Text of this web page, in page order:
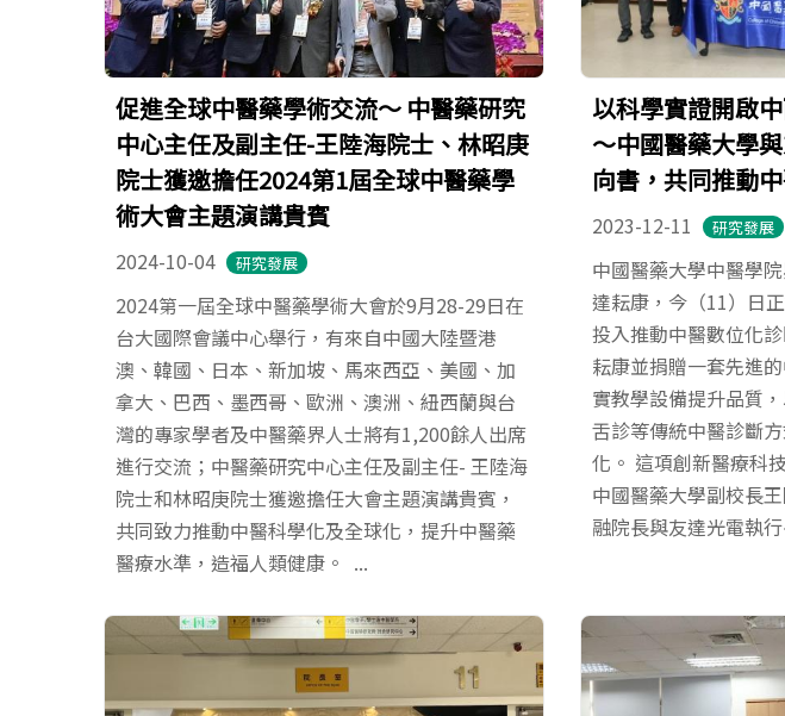
促進全球中醫藥學術交流～ 中醫藥研究
中心主任及副主任-王陸海院士、林昭庚
院士獲邀擔任2024第1屆全球中醫藥學
術大會主題演講貴賓
2024-10-04 研究發展
2024第一屆全球中醫藥學術大會於9月28-29日在
台大國際會議中心舉行，有來自中國大陸暨港
澳、韓國、日本、新加坡、馬來西亞、美國、加
拿大、巴西、墨西哥、歐洲、澳洲、紐西蘭與台
灣的專家學者及中醫藥界人士將有1,200餘人出席
進行交流；中醫藥研究中心主任及副主任- 王陸海
院士和林昭庚院士獲邀擔任大會主題演講貴賓，
共同致力推動中醫科學化及全球化，提升中醫藥
醫療水準，造福人類健康。 ...
以科學實證開啟
～中國醫藥大學
向書，共同推動
2023-12-11 研究發展
中國醫藥大學中醫學
達耘康，今（11）日
投入推動中醫數位化
耘康並捐贈一套先進
實教學設備提升品質
舌診等傳統中醫診斷
化。 這項創新醫療科
中國醫藥大學副校長
融院長與友達光電執